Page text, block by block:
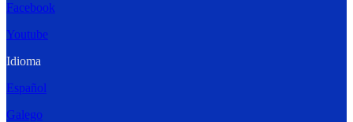
Facebook
Youtube
Idioma
Español
Galego